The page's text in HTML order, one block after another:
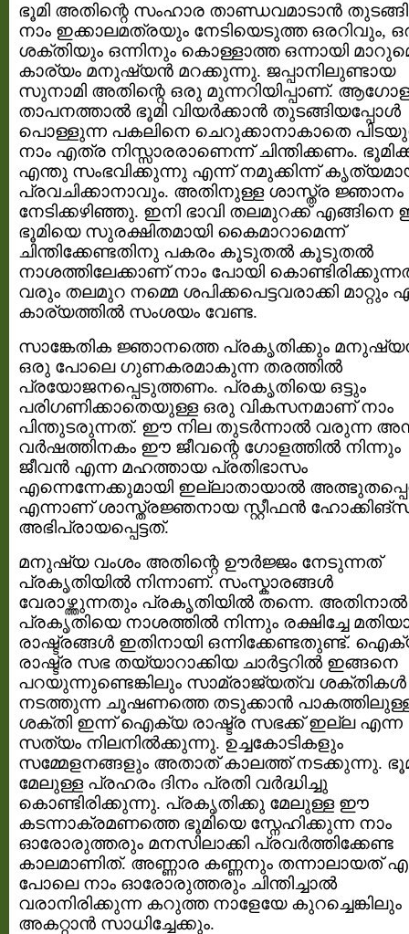
ഭൂമി അതിന്റെ സംഹാര താണ്ഡവമാടാന്‍
നാം ഇക്കാലമത്രയും നേടിയെടുത്ത ഒരറിവും,
ശക്തിയും ഒന്നിനും കൊള്ളാത്ത ഒന്നായി
കാര്യം മനുഷ്യന്‍ മറക്കുന്നു. ജപ്പാനിലുണ്ടായ
സുനാമി അതിന്റെ ഒരു മുന്നറിയിപ്പാണ്.
താപനത്താല്‍ ഭൂമി വിയര്‍ക്കാന്‍ തുടങ്ങിയപ്പോള്‍
പൊള്ളുന്ന പകലിനെ ചെറുക്കാനാകാതെ
നാം എത്ര നിസ്സാരരാണെന്ന് ചിന്തിക്കണം.
എന്തു സംഭവിക്കുന്നു എന്ന് നമുക്കിന്ന്
പ്രവചിക്കാനാവും. അതിനുള്ള ശാസ്ത്ര ജ്ഞാനം
നേടിക്കഴിഞ്ഞു. ഇനി ഭാവി തലമുറക്ക്
ഭൂമിയെ സുരക്ഷിതമായി കൈമാറാമെന്ന്
ചിന്തിക്കേണ്ടതിനു പകരം കൂടുതല്‍ കൂടുതല്‍
നാശത്തിലേക്കാണ് നാം പോയി
വരും തലമുറ നമ്മെ ശപിക്കപെട്ടവരാക്കി മാറ്റും
കാര്യത്തില്‍ സംശയം വേണ്ട.
സാങ്കേതിക ജ്ഞാനത്തെ പ്രകൃതിക്കും
ഒരു പോലെ ഗുണകരമാകുന്ന തരത്തില്‍
പ്രയോജനപ്പെടുത്തണം. പ്രകൃതിയെ ഒട്ടും
പരിഗണിക്കാതെയുള്ള ഒരു വികസനമാണ് നാം
പിന്തുടരുന്നത്. ഈ നില തുടര്‍ന്നാല്‍ വരുന്ന
വര്‍ഷത്തിനകം ഈ ജീവന്റെ ഗോളത്തില്‍ നിന്നും
ജീവന്‍ എന്ന മഹത്തായ പ്രതിഭാസം
എന്നെന്നേക്കുമായി ഇല്ലാതായാല്‍
എന്നാണ് ശാസ്ത്രജ്ഞനായ സ്റ്റീഫന്‍
അഭിപ്രായപ്പെട്ടത്.
മനുഷ്യ വംശം അതിന്റെ ഊര്‍ജ്ജം നേടുന്നത്
പ്രകൃതിയില്‍ നിന്നാണ്. സംസ്കാരങ്ങള്‍
വേരാഴ്ത്തുന്നതും പ്രകൃതിയില്‍ തന്നെ. അതിനാല്‍
പ്രകൃതിയെ നാശത്തില്‍ നിന്നും രക്ഷിച്ചേ
രാ‍ഷ്ട്രങ്ങള്‍ ഇതിനായി ഒന്നിക്കേണ്ടതുണ്ട്.
രാഷ്ട്ര സഭ തയ്യാറാക്കിയ ചാര്‍ട്ടറില്‍ ഇങ്ങനെ
പറയുന്നുണ്ടെങ്കിലും സാമ്രാജ്യത്വ ശക്തികള്‍
നടത്തുന്ന ചൂഷണത്തെ തടുക്കാന്‍
ശക്തി ഇന്ന് ഐക്യ രാഷ്ട്ര സഭക്ക് ഇല്ല എന്ന
സത്യം നിലനില്‍ക്കുന്നു. ഉച്ചകോടികളും
സമ്മേളനങ്ങളും അതാത് കാലത്ത് നടക്കുന്നു.
മേലുള്ള പ്രഹരം ദിനം പ്രതി വര്‍ദ്ധിച്ചു
കൊണ്ടിരിക്കുന്നു. പ്രകൃതിക്കു മേലുള്ള ഈ
കടന്നാക്രമണത്തെ ഭൂമിയെ സ്നേഹിക്കുന്ന നാം
ഓരോരുത്തരും മനസിലാക്കി പ്രവര്‍ത്തിക്കേണ്ട
കാലമാണിത്. അണ്ണാര കണ്ണനും തന്നാലായത്
പോലെ നാം ഓരോരുത്തരും ചിന്തിച്ചാല്‍
വരാനിരിക്കുന്ന കറുത്ത നാളേയേ കുറച്ചെങ്കിലും
അകറ്റാന്‍ സാധിച്ചേക്കും.